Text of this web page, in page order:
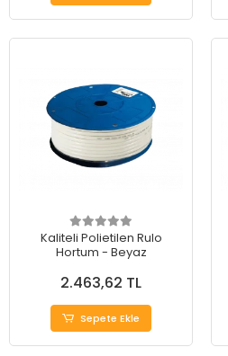
Kaliteli Polietilen Rulo
Hortum - Beyaz
2.463,62 TL
Sepete Ekle